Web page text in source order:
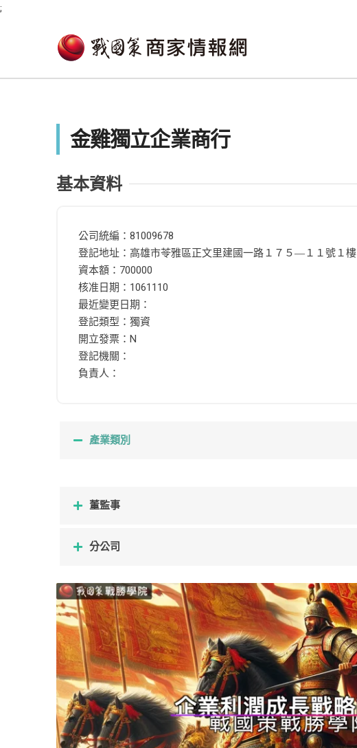
;
金雞獨立企業商行
基本資料
公司統編：81009678
登記地址：高雄市苓雅區正文里建國一路１７５―１１號１樓
資本額：700000
核准日期：1061110
最近變更日期：
登記類型：獨資
開立發票：N
登記機關：
負責人：
產業類別
董監事
分公司